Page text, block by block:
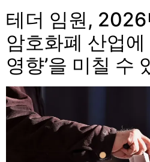
테더 임원,
암호화폐 산업에
영향’을 미칠 수